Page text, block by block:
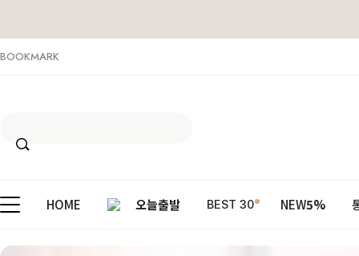
BOOKMARK
HOME 오늘출발 BEST 30 NEW5%